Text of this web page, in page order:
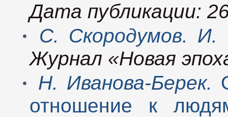
Дата публикации:
C. Скородумов.
Журнал «Новая
Н. Иванова-Берек.
отношение к